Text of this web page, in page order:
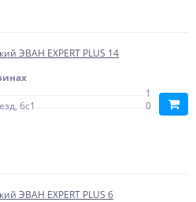
ЭВАН EXPERT PLUS 14
1
6с1
0
ЭВАН EXPERT PLUS 6